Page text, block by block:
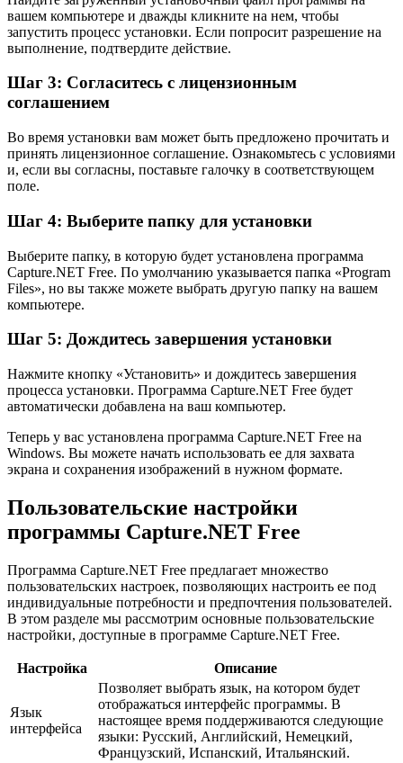
вашем компьютере и дважды кликните на нем, чтобы
запустить процесс установки. Если попросит разрешение на
выполнение, подтвердите действие.
Шаг 3: Согласитесь с лицензионным
соглашением
Во время установки вам может быть предложено прочитать и
принять лицензионное соглашение. Ознакомьтесь с условиями
и, если вы согласны, поставьте галочку в соответствующем
поле.
Шаг 4: Выберите папку для установки
Выберите папку, в которую будет установлена программа
Capture.NET Free. По умолчанию указывается папка «Program
Files», но вы также можете выбрать другую папку на вашем
компьютере.
Шаг 5: Дождитесь завершения установки
Нажмите кнопку «Установить» и дождитесь завершения
процесса установки. Программа Capture.NET Free будет
автоматически добавлена на ваш компьютер.
Теперь у вас установлена программа Capture.NET Free на
Windows. Вы можете начать использовать ее для захвата
экрана и сохранения изображений в нужном формате.
Пользовательские настройки
программы Capture.NET Free
Программа Capture.NET Free предлагает множество
пользовательских настроек, позволяющих настроить ее под
индивидуальные потребности и предпочтения пользователей.
В этом разделе мы рассмотрим основные пользовательские
настройки, доступные в программе Capture.NET Free.
Настройка Описание
Язык
интерфейса
Позволяет выбрать язык, на котором будет
отображаться интерфейс программы. В
настоящее время поддерживаются следующие
языки: Русский, Английский, Немецкий,
Французский, Испанский, Итальянский.